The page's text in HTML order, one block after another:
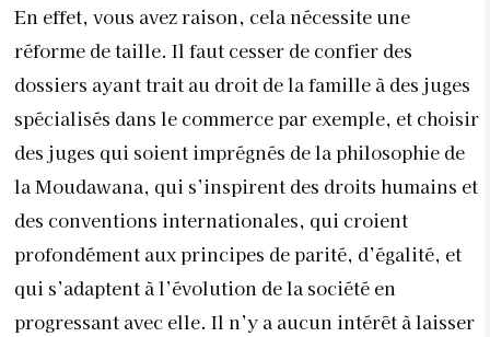
En effet, vous avez raison, cela nécessite une
réforme de taille. Il faut cesser de confier des
dossiers ayant trait au droit de la famille à des juges
spécialisés dans le commerce par exemple, et choisir
des juges qui soient imprégnés de la philosophie de
la Moudawana, qui s’inspirent des droits humains et
des conventions internationales, qui croient
profondément aux principes de parité, d’égalité, et
qui s’adaptent à l’évolution de la société en
progressant avec elle. Il n’y a aucun intérêt à laisser